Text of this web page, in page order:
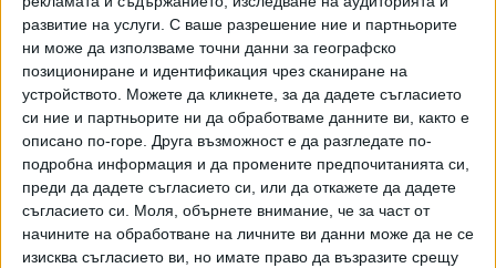
развитие на услуги. С ваше разрешение ние и партньорите
ни може да използваме точни данни за географско
позициониране и идентификация чрез сканиране на
устройството. Можете да кликнете, за да дадете съгласието
си ние и партньорите ни да обработваме данните ви, както е
описано по-горе. Друга възможност е да разгледате по-
подробна информация и да промените предпочитанията си,
преди да дадете съгласието си, или да откажете да дадете
съгласието си.
Моля, обърнете внимание, че за част от
начините на обработване на личните ви данни може да не се
изисква съгласието ви, но имате право да възразите срещу
сума - 515.72 лв.
- Футболен клуб "ДИТ Спорт": брой лица - 7, изплатена
сума - 1827.63 лв.
- "Академика Джим": брой лица - 3, изплатена сума -
- Българска федерация по лека атлетика: брой лица - 6,
изплатена сума - 5372.03 лв.
- "Сердика спортни имоти": брой лица - 7 човека,
изплатена сума - 1205.58 лв.